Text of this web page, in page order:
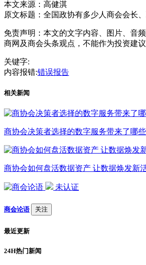
本文来源：高健淇
原文标题： 全国政协有多少人商会会长
免责声明：本文的文字内容、图片、音
商网及商会头条观点，不能作为投资建
关键字:
内容报错:错误报告
相关新闻
商协会决策者选择的数字服务带来了哪
商协会如何盘活数据资产 让数据焕发新
未认证
商会论语 关注
最近更新
24H热门新闻